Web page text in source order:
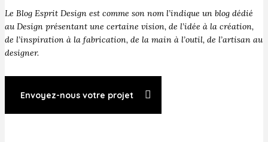
Le Blog Esprit Design est comme son nom l’indique un blog dédié
au Design présentant une certaine vision, de l’idée à la création,
de l’inspiration à la fabrication, de la main à l’outil, de l’artisan au
designer.
Envoyez-nous votre projet